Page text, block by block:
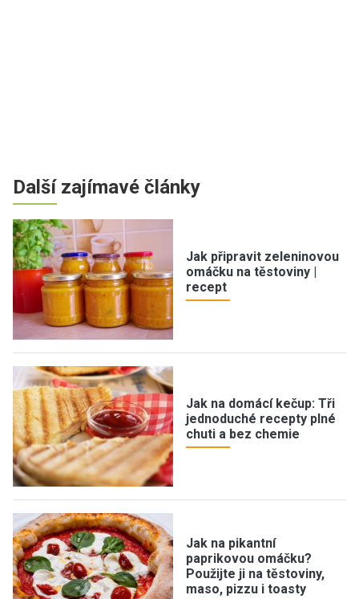
Další zajímavé články
Jak připravit zeleninovou
omáčku na těstoviny |
recept
Jak na domácí kečup: Tři
jednoduché recepty plné
chuti a bez chemie
Jak na pikantní
paprikovou omáčku?
Použijte ji na těstoviny,
maso, pizzu i toasty